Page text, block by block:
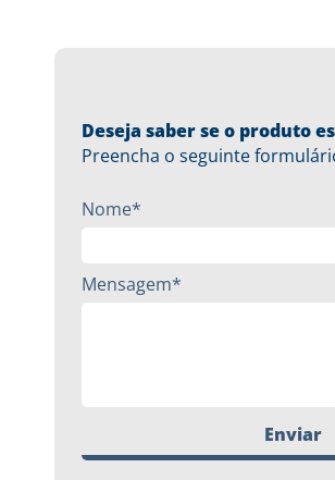
Deseja saber se o produto
Preencha o seguinte
Nome*
Mensagem*
Enviar